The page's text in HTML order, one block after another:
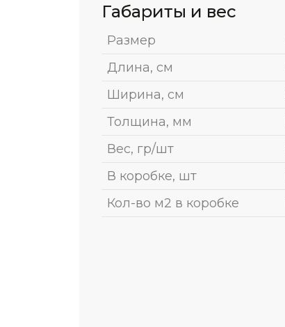
Габариты и вес
Размер
Длина, см
Ширина, см
Толщина, мм
Вес, гр/шт
В коробке, шт
Кол-во м2 в коробке